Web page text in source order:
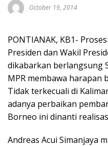
October 19, 2014
PONTIANAK, KB1-
Presiden dan Wakil
dikabarkan berlangsung
MPR membawa harapan
Tidak terkecuali di
adanya perbaikan
Borneo ini dinanti
Andreas Acui Simanjaya